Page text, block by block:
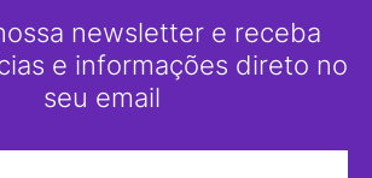
newsletter e receba
e informações direto no
seu email